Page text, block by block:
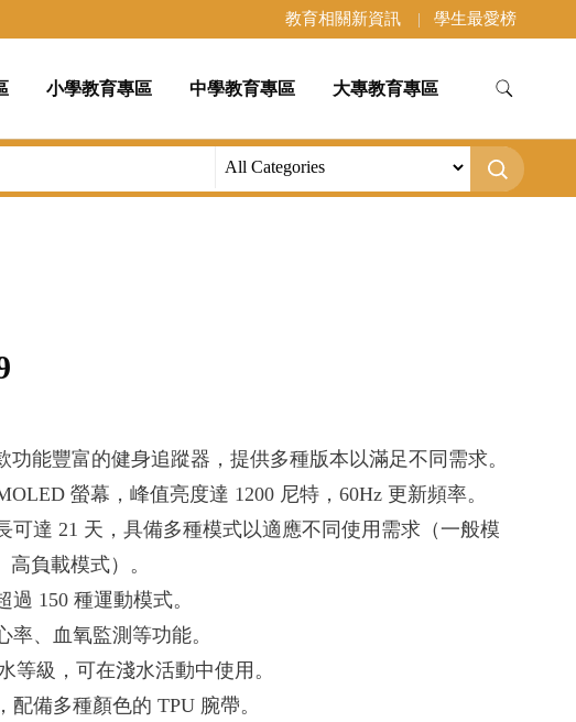
教育相關新資訊 學生最愛榜
小學教育專區 中學教育專區 大專教育專區
功能豐富的健身追蹤器，提供多種版本以滿足不同需求。
螢幕，峰值亮度達 1200 尼特，60Hz 更新頻率。
可達 21 天，具備多種模式以適應不同使用需求（一般模
負載模式）。
150 種運動模式。
率、血氧監測等功能。
等級，可在淺水活動中使用。
配備多種顏色的 TPU 腕帶。